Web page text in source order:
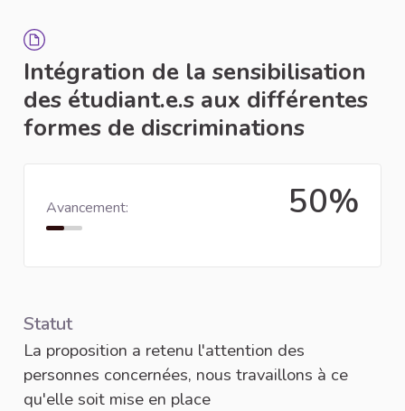
Intégration de la sensibilisation
des étudiant.e.s aux différentes
formes de discriminations
Avancement: 50%
Statut
La proposition a retenu l'attention des
personnes concernées, nous travaillons à ce
qu'elle soit mise en place